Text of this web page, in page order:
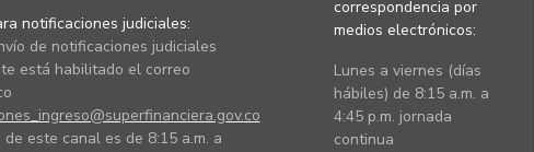
notificaciones judiciales:
de notificaciones judiciales
está habilitado el correo
de este canal es de 8:15 a.m. a
correspondencia por
medios electrónicos:
Lunes a viernes (días
hábiles) de 8:15 a.m. a
4:45 p.m. jornada
continua